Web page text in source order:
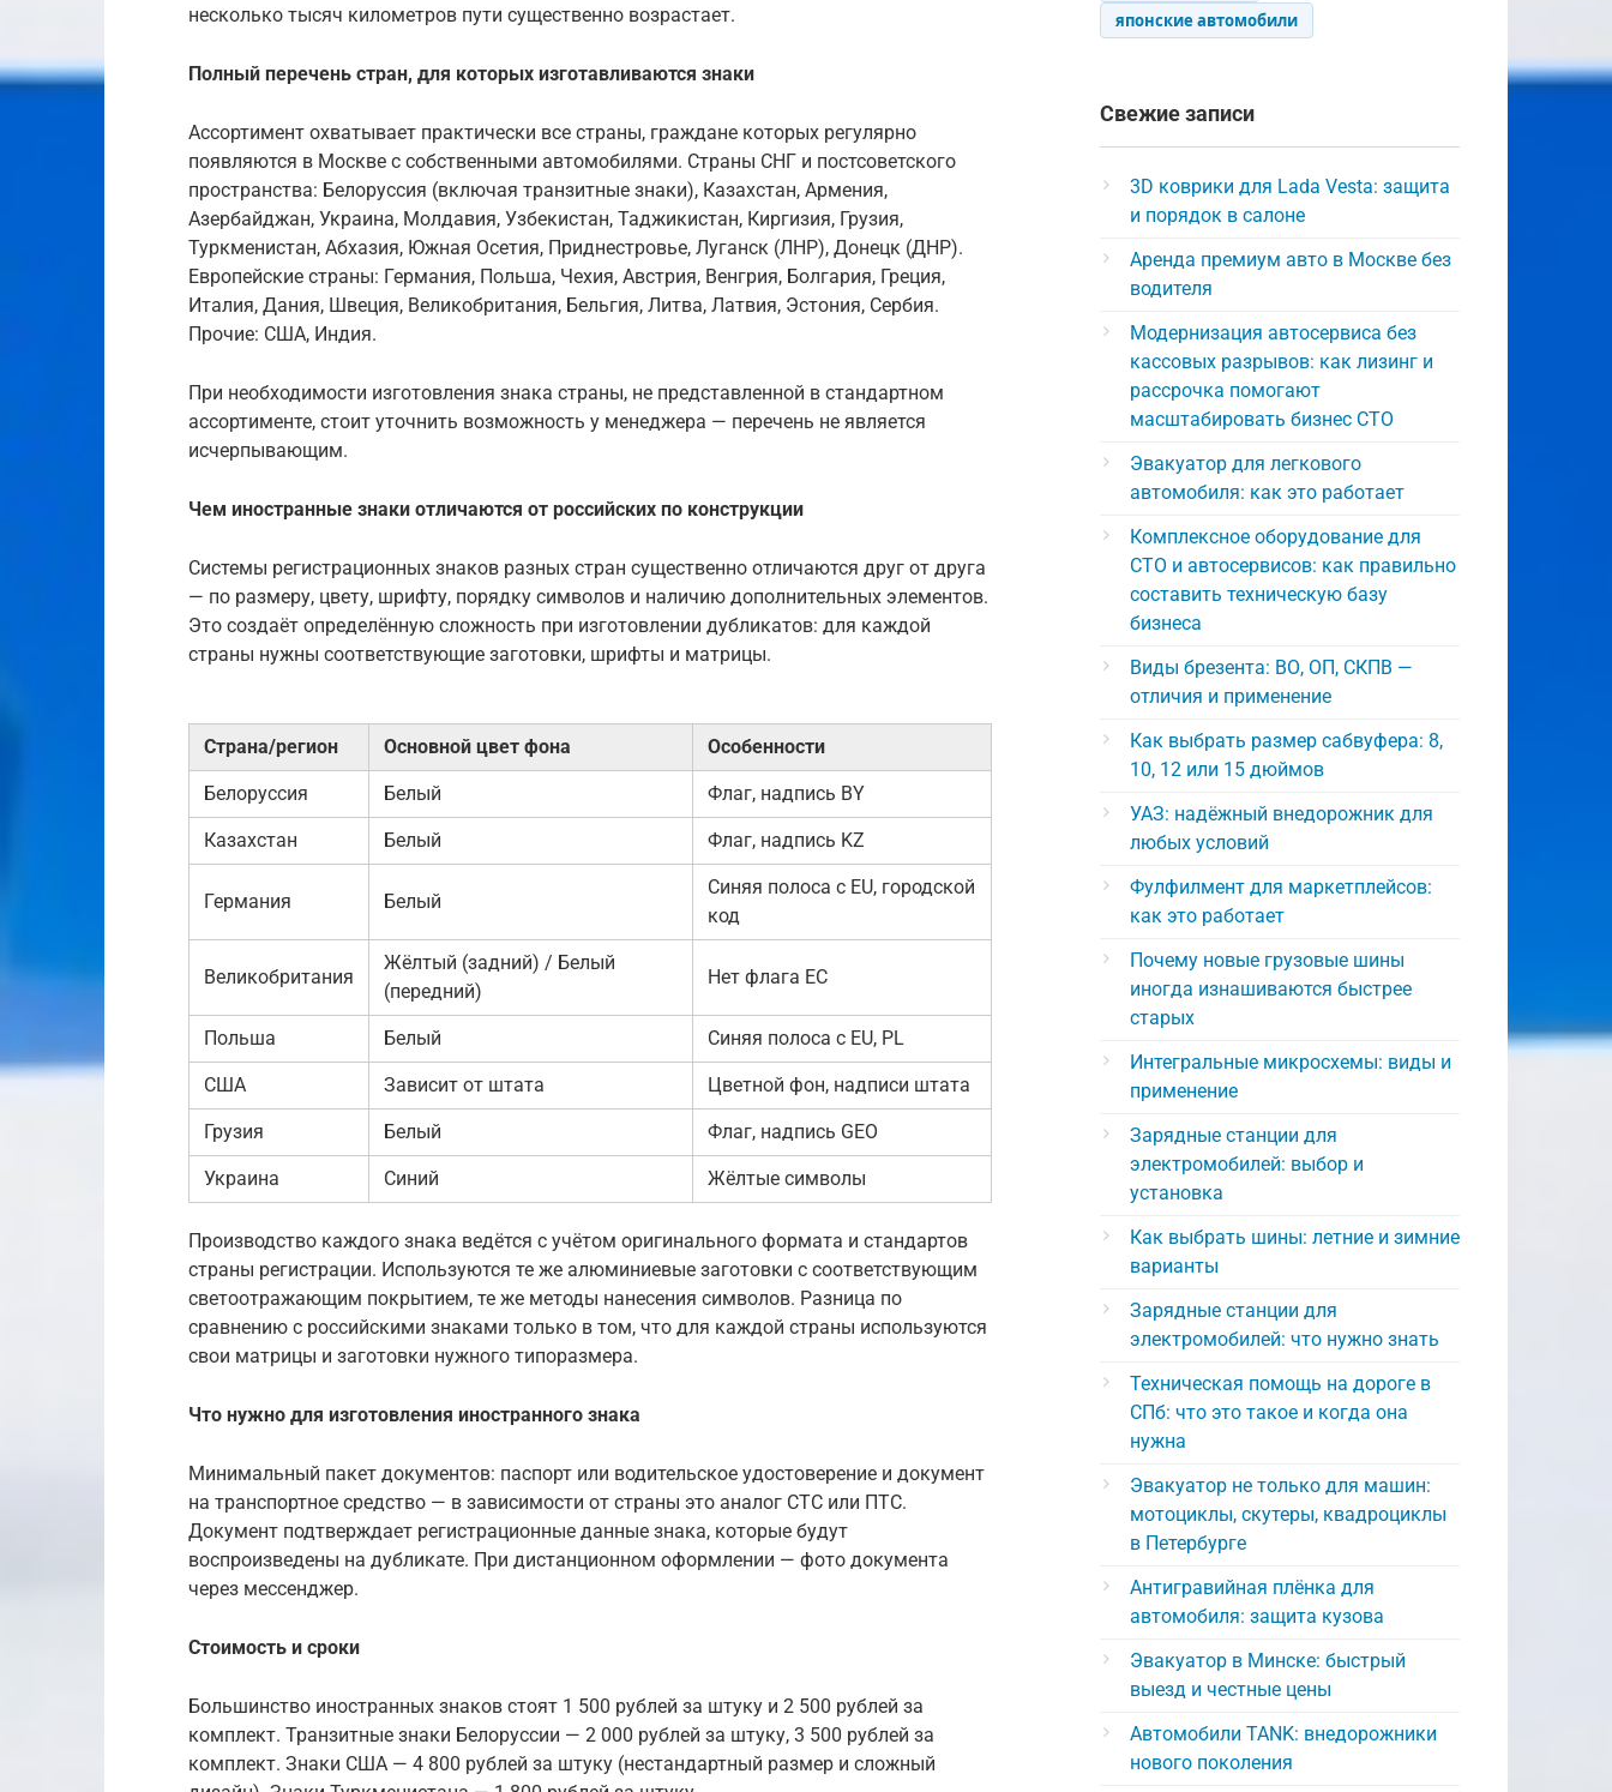
несколько тысяч километров пути существенно возрастает.
Полный перечень стран, для которых изготавливаются знаки
Ассортимент охватывает практически все страны, граждане которых регулярно
появляются в Москве с собственными автомобилями. Страны СНГ и постсоветского
пространства: Белоруссия (включая транзитные знаки), Казахстан, Армения,
Азербайджан, Украина, Молдавия, Узбекистан, Таджикистан, Киргизия, Грузия,
Туркменистан, Абхазия, Южная Осетия, Приднестровье, Луганск (ЛНР), Донецк (ДНР).
Европейские страны: Германия, Польша, Чехия, Австрия, Венгрия, Болгария, Греция,
Италия, Дания, Швеция, Великобритания, Бельгия, Литва, Латвия, Эстония, Сербия.
Прочие: США, Индия.
При необходимости изготовления знака страны, не представленной в стандартном
ассортименте, стоит уточнить возможность у менеджера — перечень не является
исчерпывающим.
Чем иностранные знаки отличаются от российских по конструкции
Системы регистрационных знаков разных стран существенно отличаются друг от друга
— по размеру, цвету, шрифту, порядку символов и наличию дополнительных элементов.
Это создаёт определённую сложность при изготовлении дубликатов: для каждой
страны нужны соответствующие заготовки, шрифты и матрицы.
Страна/регион Основной цвет фона Особенности
Белоруссия Белый Флаг, надпись BY
Казахстан Белый Флаг, надпись KZ
Германия Белый
Синяя полоса с EU, городской
код
Великобритания
Жёлтый (задний) / Белый
(передний)
Нет флага ЕС
Польша Белый Синяя полоса с EU, PL
США Зависит от штата Цветной фон, надписи штата
Грузия Белый Флаг, надпись GEO
Украина Синий Жёлтые символы
Производство каждого знака ведётся с учётом оригинального формата и стандартов
страны регистрации. Используются те же алюминиевые заготовки с соответствующим
светоотражающим покрытием, те же методы нанесения символов. Разница по
сравнению с российскими знаками только в том, что для каждой страны используются
свои матрицы и заготовки нужного типоразмера.
Что нужно для изготовления иностранного знака
Минимальный пакет документов: паспорт или водительское удостоверение и документ
на транспортное средство — в зависимости от страны это аналог СТС или ПТС.
Документ подтверждает регистрационные данные знака, которые будут
воспроизведены на дубликате. При дистанционном оформлении — фото документа
через мессенджер.
Стоимость и сроки
Большинство иностранных знаков стоят 1 500 рублей за штуку и 2 500 рублей за
комплект. Транзитные знаки Белоруссии — 2 000 рублей за штуку, 3 500 рублей за
комплект. Знаки США — 4 800 рублей за штуку (нестандартный размер и сложный
японские автомобили
Свежие записи
3D коврики для Lada Vesta: защита
и порядок в салоне
Аренда премиум авто в Москве без
водителя
Модернизация автосервиса без
кассовых разрывов: как лизинг и
рассрочка помогают
масштабировать бизнес СТО
Эвакуатор для легкового
автомобиля: как это работает
Комплексное оборудование для
СТО и автосервисов: как правильно
составить техническую базу
бизнеса
Виды брезента: ВО, ОП, СКПВ —
отличия и применение
Как выбрать размер сабвуфера: 8,
10, 12 или 15 дюймов
УАЗ: надёжный внедорожник для
любых условий
Фулфилмент для маркетплейсов:
как это работает
Почему новые грузовые шины
иногда изнашиваются быстрее
старых
Интегральные микросхемы: виды и
применение
Зарядные станции для
электромобилей: выбор и
установка
Как выбрать шины: летние и зимние
варианты
Зарядные станции для
электромобилей: что нужно знать
Техническая помощь на дороге в
СПб: что это такое и когда она
нужна
Эвакуатор не только для машин:
мотоциклы, скутеры, квадроциклы
в Петербурге
Антигравийная плёнка для
автомобиля: защита кузова
Эвакуатор в Минске: быстрый
выезд и честные цены
Автомобили TANK: внедорожники
нового поколения